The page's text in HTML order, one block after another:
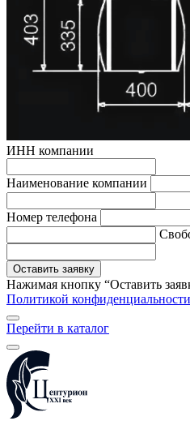
ИНН компании
Наименование компании
Hомер телефона
Оставить заявку
Нажимая кнопку “Оставить
Политикой конфиденциальности
Перейти в каталог